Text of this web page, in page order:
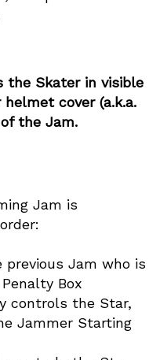
the Skater in visible
cover (a.k.a.
the Jam.
Jam is
Jam who is
Box
controls the Star,
Jammer Starting